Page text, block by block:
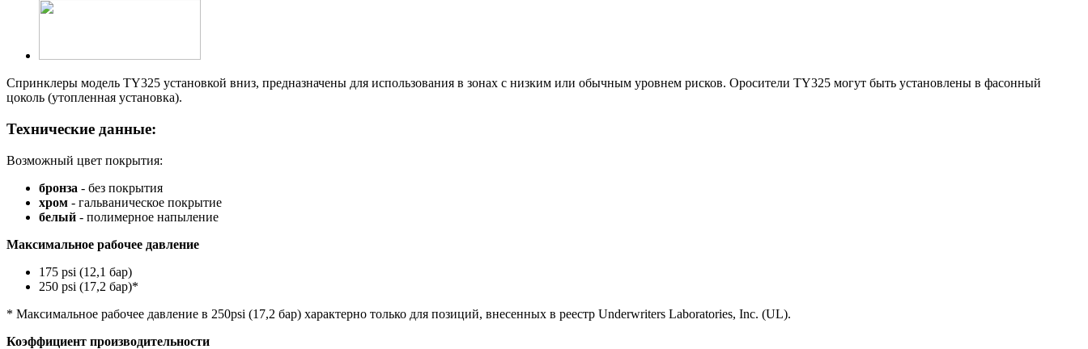
Спринклеры модель TY325 установкой вниз, предназначены для использования в зонах с низким или обычным уровнем рисков. Оросители TY325 могут быть установлены в фасонный
цоколь (утопленная установка).
Технические данные:
Возможный цвет покрытия:
бронза - без покрытия
хром - гальваническое покрытие
белый - полимерное напыление
Максимальное рабочее давление
175 psi (12,1 бар)
250 psi (17,2 бар)*
* Максимальное рабочее давление в 250psi (17,2 бар) характерно только для позиций, внесенных в реестр Underwriters Laboratories, Inc. (UL).
Коэффициент производительности